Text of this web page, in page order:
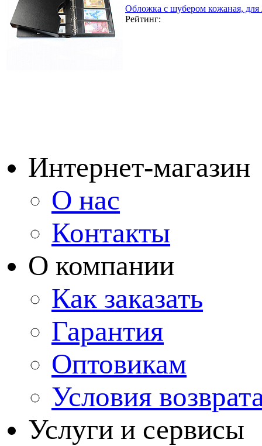
Обложка с шубером кожаная,
Рейтинг:
Интернет-магазин
О нас
Контакты
О компании
Как заказать
Гарантия
Оптовикам
Условия
Услуги и сервисы